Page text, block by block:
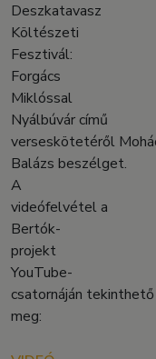
Deszkatavasz
Költészeti
Fesztivál:
Forgács
Miklóssal
Nyálbúvár című
verseskötetéről
Balázs beszélget.
A
videófelvétel a
Bertók-
projekt
YouTube-
csatornáján tekinthető
meg: